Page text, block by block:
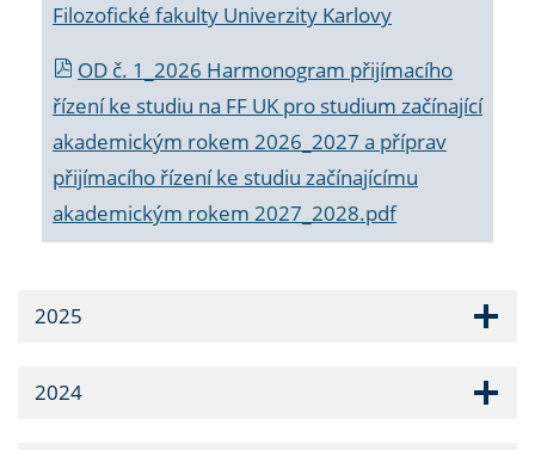
Filozofické fakulty Univerzity Karlovy
OD č. 1_2026 Harmonogram přijímacího
řízení ke studiu na FF UK pro studium začínající
akademickým rokem 2026_2027 a příprav
přijímacího řízení ke studiu začínajícímu
akademickým rokem 2027_2028.pdf
2025
2024